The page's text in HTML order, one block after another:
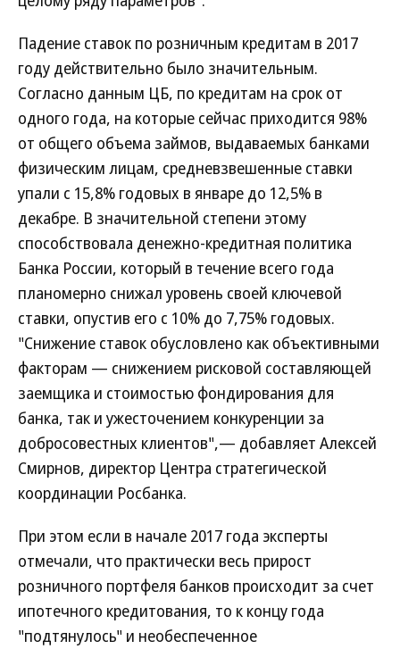
Падение ставок по розничным кредитам в 2017
году действительно было значительным.
Согласно данным ЦБ, по кредитам на срок от
одного года, на которые сейчас приходится 98%
от общего объема займов, выдаваемых банками
физическим лицам, средневзвешенные ставки
упали с 15,8% годовых в январе до 12,5% в
декабре. В значительной степени этому
способствовала денежно-кредитная политика
Банка России, который в течение всего года
планомерно снижал уровень своей ключевой
ставки, опустив его с 10% до 7,75% годовых.
"Снижение ставок обусловлено как объективными
факторам — снижением рисковой составляющей
заемщика и стоимостью фондирования для
банка, так и ужесточением конкуренции за
добросовестных клиентов",— добавляет Алексей
Смирнов, директор Центра стратегической
координации Росбанка.
При этом если в начале 2017 года эксперты
отмечали, что практически весь прирост
розничного портфеля банков происходит за счет
ипотечного кредитования, то к концу года
"подтянулось" и необеспеченное